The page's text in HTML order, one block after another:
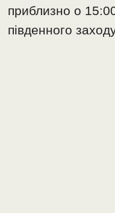
приблизно о
південного